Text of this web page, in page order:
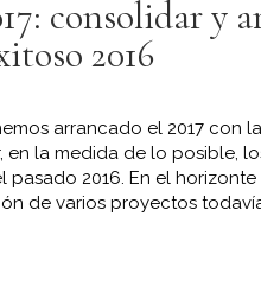
consolidar y
2016
arrancado el 2017 con
en la medida de lo posible,
pasado 2016. En el horizonte
de varios proyectos